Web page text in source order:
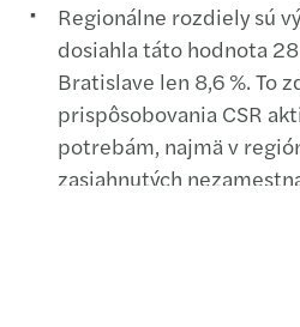
Regionálne rozdiely sú
dosiahla táto hodnota
Bratislave len 8,6 %. To
prispôsobovania CSR
potrebám, najmä v
zasiahnutých